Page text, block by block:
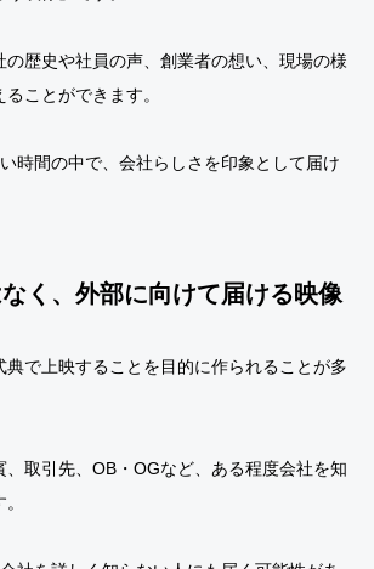
の歴史や社員の声、創業者の想い、現場の様
ことができます。
時間の中で、会社らしさを印象として届け
く、外部に向けて届ける映像
典で上映することを目的に作られることが多
、取引先、OB・OGなど、ある程度会社を知